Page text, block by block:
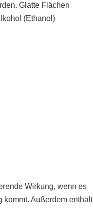
Glatte Flächen
(Ethanol)
Wirkung, wenn es
kommt. Außerdem enthält